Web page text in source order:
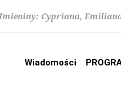
Cypriana,
Wiadomości